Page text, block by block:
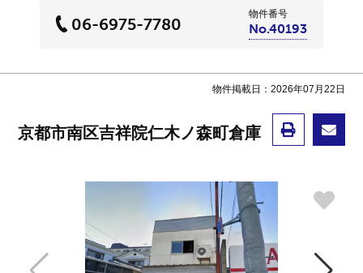
06-6975-7780
物件番号
No.40193
物件掲載日：2026年07月22日
京都市南区吉祥院仁木ノ森町倉庫